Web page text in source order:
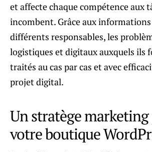
et affecte chaque compétence aux
incombent. Grâce aux
différents responsables, les
logistiques et digitaux auxquels ils
traités au cas par cas et avec
projet digital.
Un stratège
votre boutique